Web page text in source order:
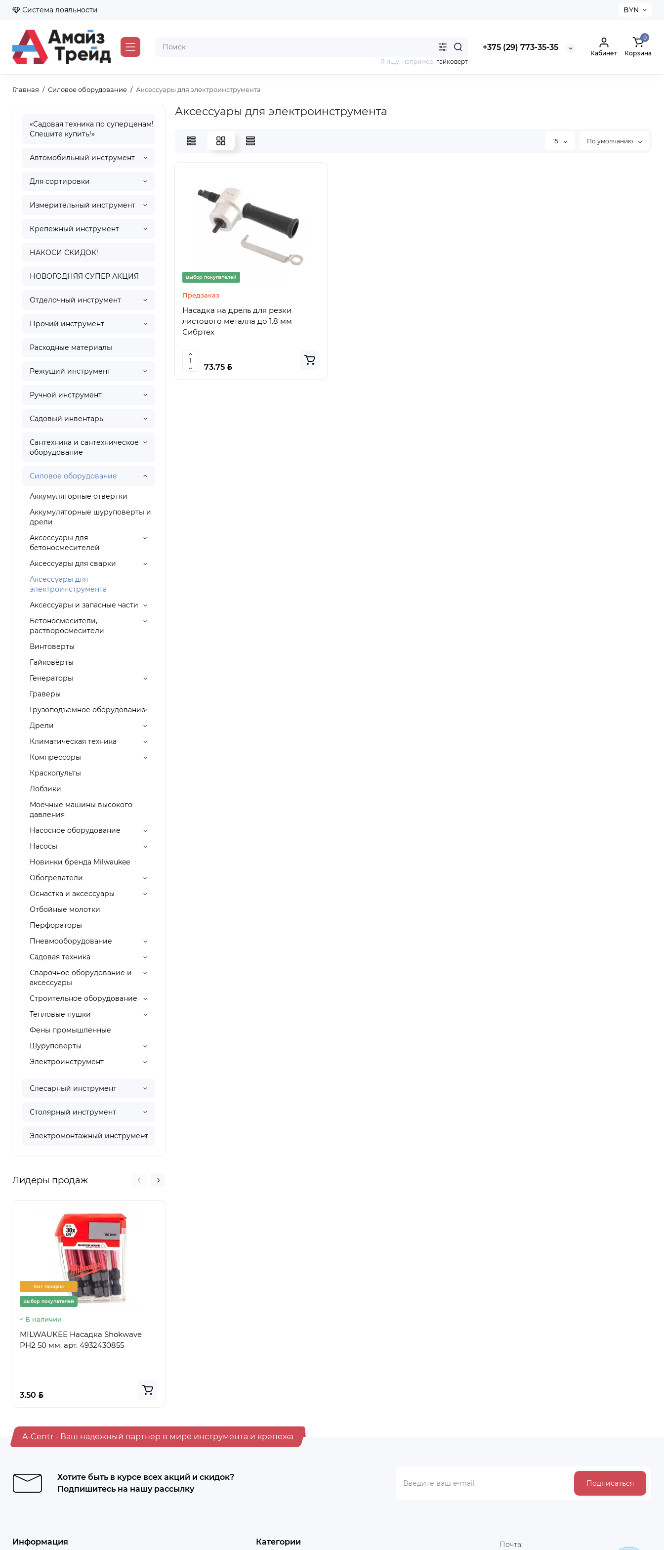
Система лояльности BYN
+375 (29) 773-35-35
Я ищу, например, гайковерт
Кабинет
0
Корзина
Главная Силовое оборудование Аксессуары для электроинструмента
«Садовая техника по суперценам!
Спешите купить!»
Автомобильный инструмент
Для сортировки
Измерительный инструмент
Крепежный инструмент
НАКОСИ СКИДОК!
НОВОГОДНЯЯ СУПЕР АКЦИЯ
Отделочный инструмент
Прочий инструмент
Расходные материалы
Режущий инструмент
Ручной инструмент
Садовый инвентарь
Сантехника и сантехническое
оборудование
Силовое оборудование
Аккумуляторные отвертки
Аккумуляторные шуруповерты и
дрели
Аксессуары для
бетоносмесителей
Аксессуары для сварки
Аксессуары для
электроинструмента
Аксессуары и запасные части
Бетоносмесители,
растворосмесители
Винтоверты
Гайковёрты
Генераторы
Граверы
Грузоподъемное оборудование
Дрели
Климатическая техника
Компрессоры
Краскопульты
Лобзики
Моечные машины высокого
давления
Насосное оборудование
Насосы
Новинки бренда Milwaukee
Обогреватели
Оснастка и аксессуары
Отбойные молотки
Перфораторы
Пневмооборудование
Садовая техника
Сварочное оборудование и
аксессуары
Строительное оборудование
Тепловые пушки
Фены промышленные
Шуруповерты
Электроинструмент
Слесарный инструмент
Столярный инструмент
Электромонтажный инструмент
Лидеры продаж
Хит продаж
Выбор покупателей
В наличии
MILWAUKEE Насадка Shokwave
PH2 50 мм, арт. 4932430855
3.50 BYN
Аксессуары для электроинструмента
15 По умолчанию
Выбор покупателей
Предзаказ
Насадка на дрель для резки
листового металла до 1.8 мм
Сибртех
73.75 BYN
A-Centr - Ваш надежный партнер в мире инструмента и крепежа
Хотите быть в курсе всех акций и скидок?
Подпишитесь на нашу рассылку
Подписаться
Информация Категории Почта: